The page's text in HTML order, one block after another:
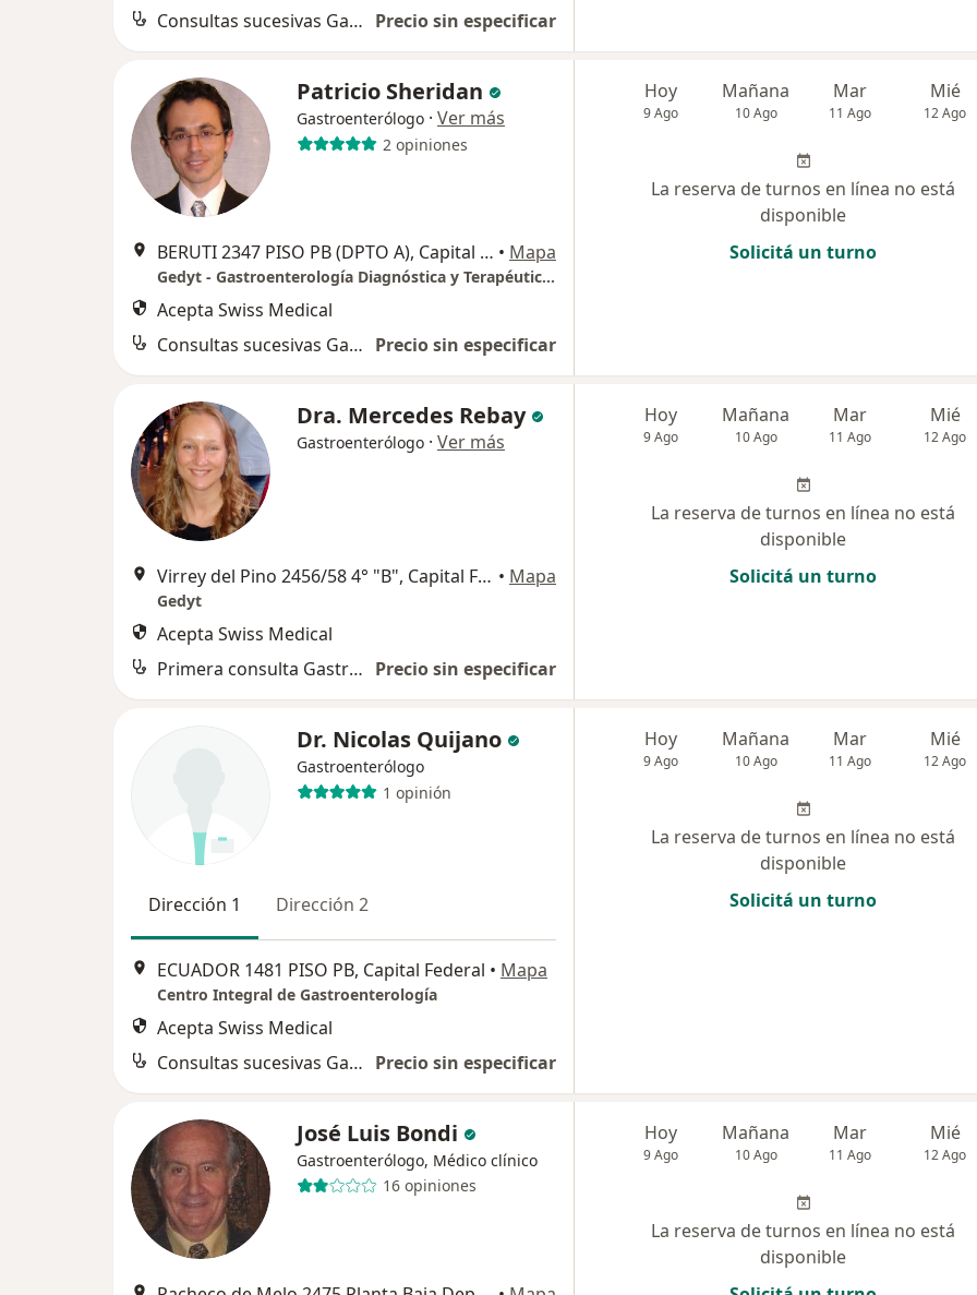
Consultas sucesivas Gastroenterología Precio sin especificar
Patricio Sheridan
Gastroenterólogo · Ver más
2 opiniones
BERUTI 2347 PISO PB (DPTO A), Capital Federal • Mapa
Gedyt - Gastroenterología Diagnóstica y Terapéutica - Recoleta
Acepta Swiss Medical
Consultas sucesivas Gastroenterología Precio sin especificar
Hoy
9 Ago
Mañana
10 Ago
Mar
11 Ago
Mié
12 Ago
La reserva de turnos en línea no está
disponible
Solicitá un turno
Dra. Mercedes Rebay
Gastroenterólogo · Ver más
Virrey del Pino 2456/58 4° "B", Capital Federal • Mapa
Gedyt
Acepta Swiss Medical
Primera consulta Gastroenterología Precio sin especificar
Hoy
9 Ago
Mañana
10 Ago
Mar
11 Ago
Mié
12 Ago
La reserva de turnos en línea no está
disponible
Solicitá un turno
Dr. Nicolas Quijano
Gastroenterólogo
1 opinión
Dirección 1 Dirección 2
ECUADOR 1481 PISO PB, Capital Federal • Mapa
Centro Integral de Gastroenterología
Acepta Swiss Medical
Consultas sucesivas Gastroenterología Precio sin especificar
Hoy
9 Ago
Mañana
10 Ago
Mar
11 Ago
Mié
12 Ago
La reserva de turnos en línea no está
disponible
Solicitá un turno
José Luis Bondi
Gastroenterólogo, Médico clínico
16 opiniones
Hoy
9 Ago
Mañana
10 Ago
Mar
11 Ago
Mié
12 Ago
La reserva de turnos en línea no está
disponible